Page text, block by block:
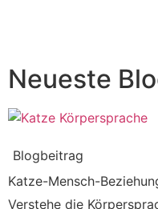
Neueste
Blogbeitrag
Katze-Mensch-
Verstehe die